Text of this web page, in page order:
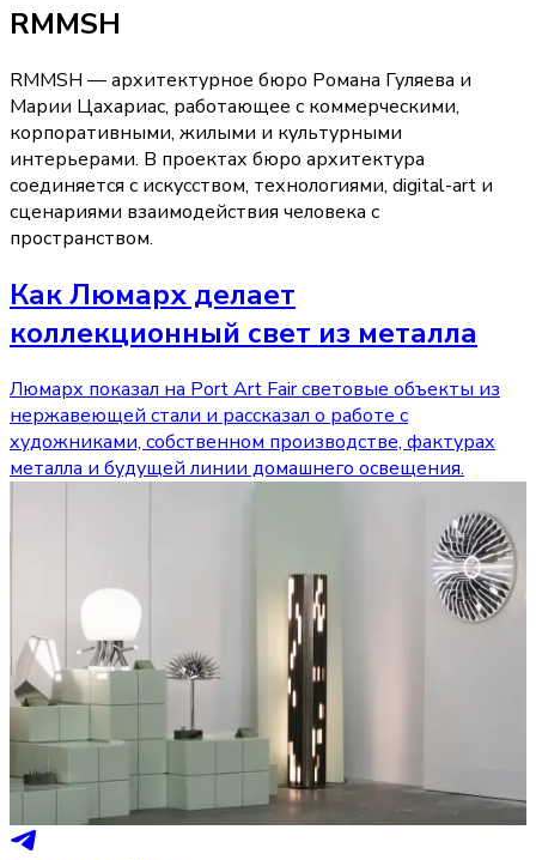
RMMSH
RMMSH — архитектурное бюро Романа Гуляева и
Марии Цахариас, работающее с коммерческими,
корпоративными, жилыми и культурными
интерьерами. В проектах бюро архитектура
соединяется с искусством, технологиями, digital-art и
сценариями взаимодействия человека с
пространством.
Как Люмарх делает
коллекционный свет из металла
Люмарх показал на Port Art Fair световые объекты из
нержавеющей стали и рассказал о работе с
художниками, собственном производстве, фактурах
металла и будущей линии домашнего освещения.